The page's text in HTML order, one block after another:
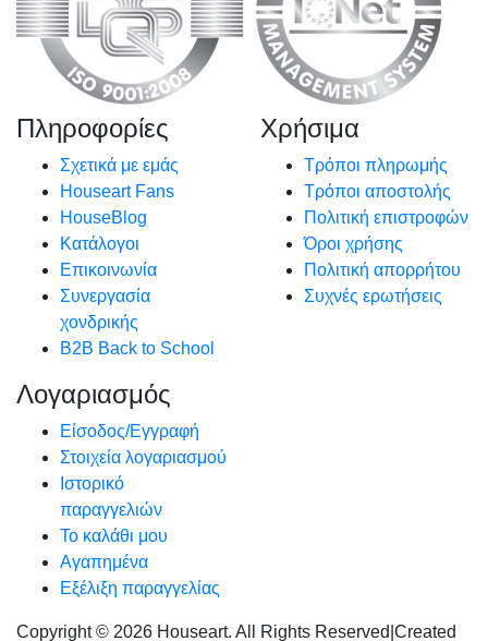
Πληροφορίες
Σχετικά με εμάς
Houseart Fans
HouseBlog
Κατάλογοι
Επικοινωνία
Συνεργασία
χονδρικής
B2B Back to School
Χρήσιμα
Τρόποι πληρωμής
Τρόποι αποστολής
Πολιτική επιστροφών
Όροι χρήσης
Πολιτική απορρήτου
Συχνές ερωτήσεις
Λογαριασμός
Είσοδος/Εγγραφή
Στοιχεία λογαριασμού
Ιστορικό
παραγγελιών
Το καλάθι μου
Αγαπημένα
Εξέλιξη παραγγελίας
Copyright © 2026 Houseart. All Rights Reserved Created